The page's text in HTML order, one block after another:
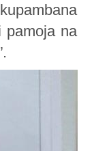
pamoja na